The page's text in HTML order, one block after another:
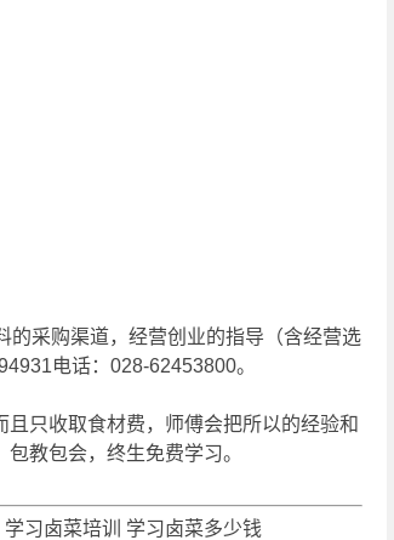
的采购渠道，经营创业的指导（含经营选
电话：028-62453800。
只收取食材费，师傅会把所以的经验和
教包会，终生免费学习。
学习卤菜培训 学习卤菜多少钱